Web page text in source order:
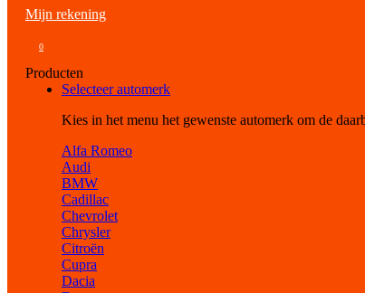
Mijn rekening
0
Producten
Selecteer automerk
Kies in het menu het gewenste automerk om de
Alfa Romeo
Audi
BMW
Cadillac
Chevrolet
Chrysler
Citroën
Cupra
Dacia